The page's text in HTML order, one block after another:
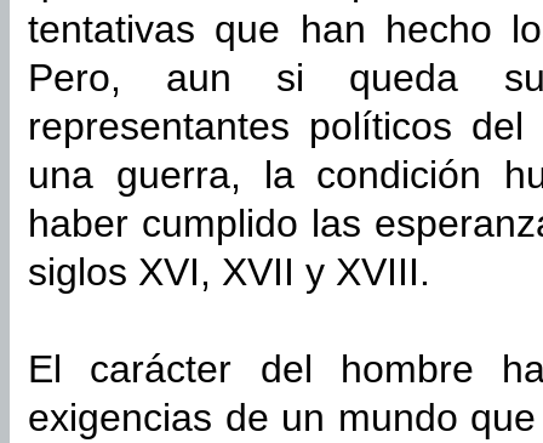
tentativas que han hecho
Pero, aun si queda
representantes políticos
una guerra, la condición
haber cumplido las
siglos XVI, XVII y XVIII.
El carácter del hombre
exigencias de un mundo